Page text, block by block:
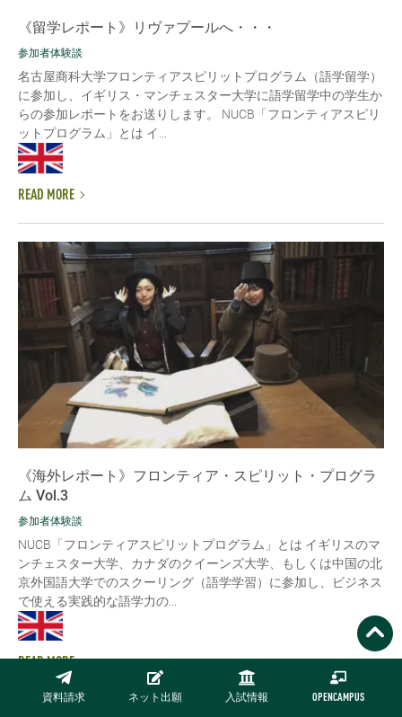
資料請求 ネット出願 入試情報 OPENCAMPUS
《留学レポート》リヴァプールへ・・・
参加者体験談
名古屋商科大学フロンティアスピリットプログラム（語学留学）
に参加し、イギリス・マンチェスター大学に語学留学中の学生か
らの参加レポートをお送りします。 NUCB「フロンティアスピリ
ットプログラム」とは イ...
READ MORE
《海外レポート》フロンティア・スピリット・プログラ
ム Vol.3
参加者体験談
NUCB「フロンティアスピリットプログラム」とは イギリスのマ
ンチェスター大学、カナダのクイーンズ大学、もしくは中国の北
京外国語大学でのスクーリング（語学学習）に参加し、ビジネス
で使える実践的な語学力の...
READ MORE